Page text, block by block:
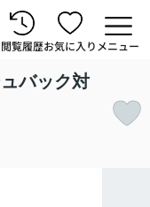
閲覧履歴お気に入り メニュー
バック対